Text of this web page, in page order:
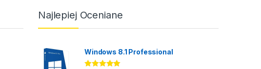
Najlepiej Oceniane
Windows 8.1 Professional